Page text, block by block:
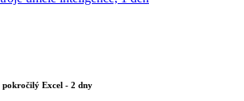
pokročilý Excel - 2 dny